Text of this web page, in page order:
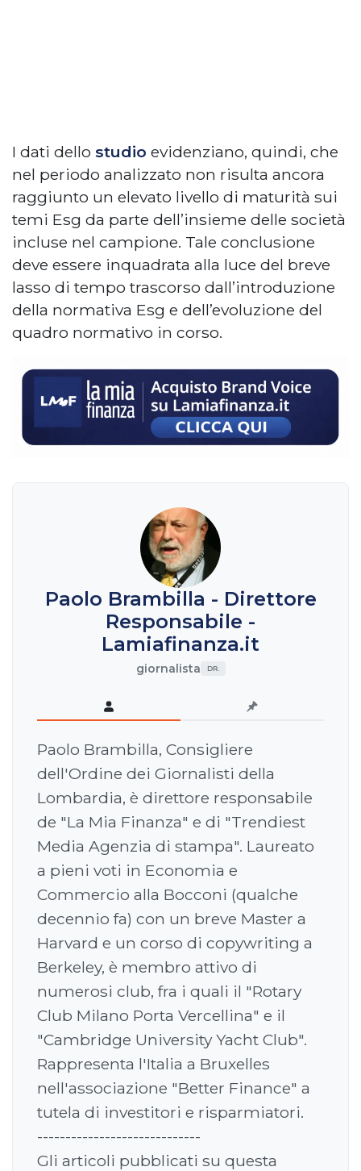
I dati dello studio evidenziano, quindi, che
nel periodo analizzato non risulta ancora
raggiunto un elevato livello di maturità sui
temi Esg da parte dell’insieme delle società
incluse nel campione. Tale conclusione
deve essere inquadrata alla luce del breve
lasso di tempo trascorso dall’introduzione
della normativa Esg e dell’evoluzione del
quadro normativo in corso.
Paolo Brambilla - Direttore
Responsabile -
Lamiafinanza.it
giornalista DR.
Paolo Brambilla, Consigliere
dell'Ordine dei Giornalisti della
Lombardia, è direttore responsabile
de "La Mia Finanza" e di "Trendiest
Media Agenzia di stampa". Laureato
a pieni voti in Economia e
Commercio alla Bocconi (qualche
decennio fa) con un breve Master a
Harvard e un corso di copywriting a
Berkeley, è membro attivo di
numerosi club, fra i quali il "Rotary
Club Milano Porta Vercellina" e il
"Cambridge University Yacht Club".
Rappresenta l'Italia a Bruxelles
nell'associazione "Better Finance" a
tutela di investitori e risparmiatori.
-----------------------------
Gli articoli pubblicati su questa